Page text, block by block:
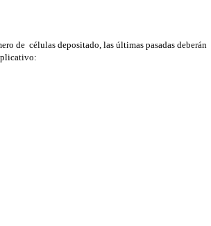
de células depositado, las últimas pasadas deberán